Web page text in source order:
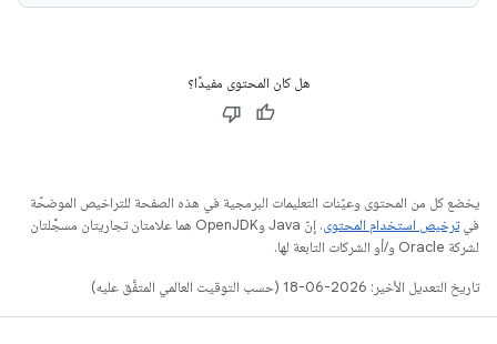
هل كان المحتوى مفيدًا؟
يخضع كل من المحتوى وعيّنات التعليمات البرمجية في هذه الصفحة للتراخيص الموضحّة
فيترخيص استخدام المحتوى
. إنّ Java وOpenJDK هما علامتان تجاريتان مسجَّلتان
لشركة Oracle و/أو الشركات التابعة لها.
تاريخ التعديل الأخير: 2026-06-18 (حسب التوقيت العالمي المتفَّق عليه)